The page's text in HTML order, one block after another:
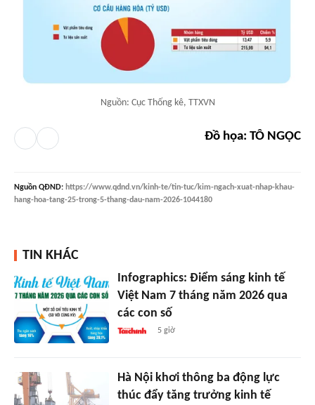
Nguồn: Cục Thống kê, TTXVN
Đồ họa: TÔ NGỌC
Nguồn QĐND: https://www.qdnd.vn/kinh-te/tin-tuc/kim-ngach-xuat-nhap-khau-
hang-hoa-tang-25-trong-5-thang-dau-nam-2026-1044180
TIN KHÁC
Infographics: Điểm sáng kinh tế
Việt Nam 7 tháng năm 2026 qua
các con số
5 giờ
Hà Nội khơi thông ba động lực
thúc đẩy tăng trưởng kinh tế